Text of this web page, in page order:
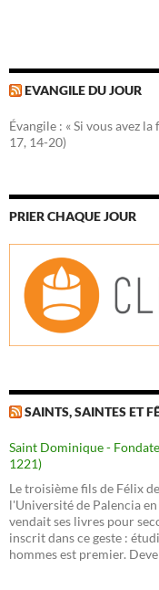
EVANGILE DU JOUR
Évangile : « Si vous avez
17, 14-20)
PRIER CHAQUE JOUR
SAINTS, SAINTES ET
Saint Dominique -
1221)
Le troisième fils de Félix
l'Université de Palencia
vendait ses livres pour
inscrit dans ce geste :
hommes est premier.